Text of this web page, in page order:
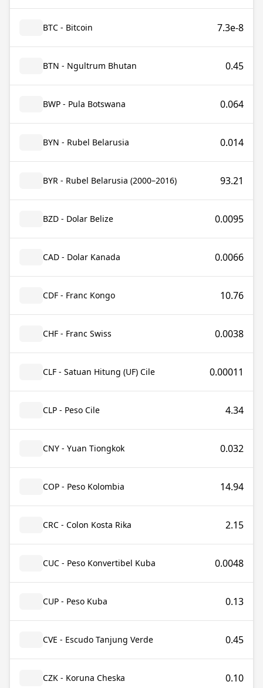
BTC - Bitcoin 7.3e-8
BTN - Ngultrum Bhutan 0.45
BWP - Pula Botswana 0.064
BYN - Rubel Belarusia 0.014
BYR - Rubel Belarusia (2000–2016) 93.21
BZD - Dolar Belize 0.0095
CAD - Dolar Kanada 0.0066
CDF - Franc Kongo 10.76
CHF - Franc Swiss 0.0038
CLF - Satuan Hitung (UF) Cile 0.00011
CLP - Peso Cile 4.34
CNY - Yuan Tiongkok 0.032
COP - Peso Kolombia 14.94
CRC - Colon Kosta Rika 2.15
CUC - Peso Konvertibel Kuba 0.0048
CUP - Peso Kuba 0.13
CVE - Escudo Tanjung Verde 0.45
CZK - Koruna Cheska 0.10